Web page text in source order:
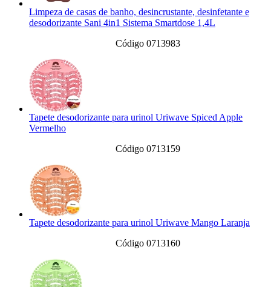
Limpeza de casas de banho, desincrustante, desinfetante e
desodorizante Sani 4in1 Sistema Smartdose 1,4L
Código 0713983
Tapete desodorizante para urinol Uriwave Spiced Apple
Vermelho
Código 0713159
Tapete desodorizante para urinol Uriwave Mango Laranja
Código 0713160